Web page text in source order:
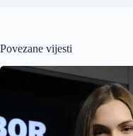
Povezane vijesti